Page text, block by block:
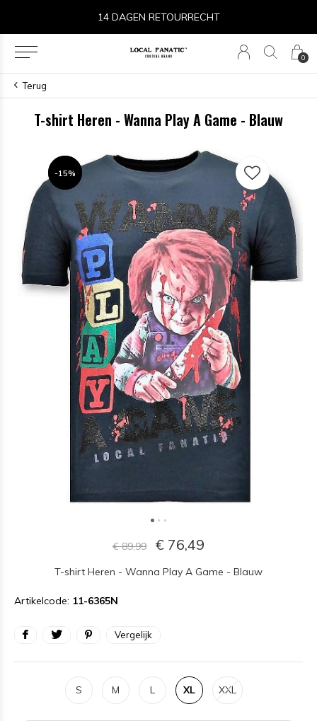
0
14 DAGEN RETOURRECHT
Terug
T-shirt Heren - Wanna Play A Game - Blauw
-15%
-15%
€ 89,99 € 76,49
T-shirt Heren - Wanna Play A Game - Blauw
Artikelcode: 11-6365N
Vergelijk
S M L XL XXL